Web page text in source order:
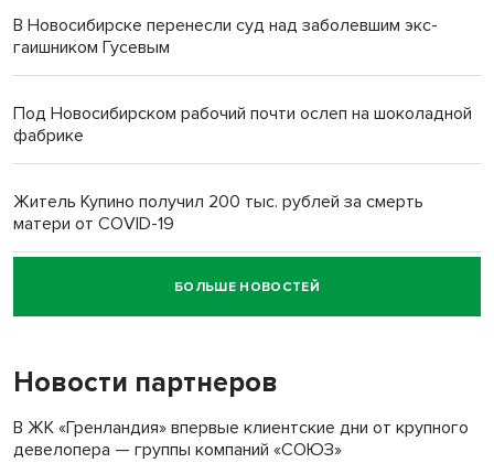
В Новосибирске перенесли суд над заболевшим экс-
гаишником Гусевым
Под Новосибирском рабочий почти ослеп на шоколадной
фабрике
Житель Купино получил 200 тыс. рублей за смерть
матери от COVID-19
Новосибирский суд наказал водителя за смерть
пенсионерки на вокзале
БОЛЬШЕ НОВОСТЕЙ
Новости партнеров
В ЖК «Гренландия» впервые клиентские дни от крупного
девелопера — группы компаний «СОЮЗ»